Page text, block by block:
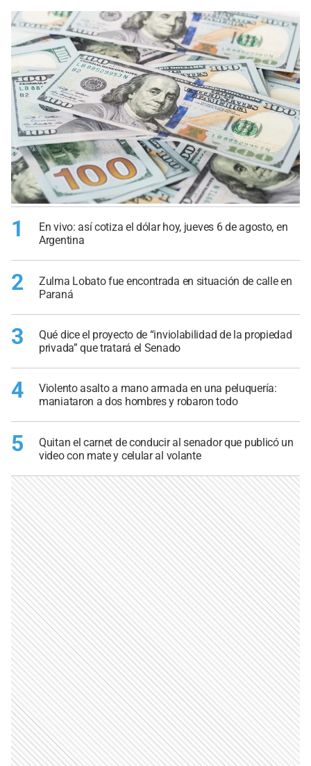
1
En vivo: así cotiza el dólar hoy, jueves 6 de agosto, en
Argentina
2
Zulma Lobato fue encontrada en situación de calle en
Paraná
3
Qué dice el proyecto de “inviolabilidad de la propiedad
privada” que tratará el Senado
4
Violento asalto a mano armada en una peluquería:
maniataron a dos hombres y robaron todo
5
Quitan el carnet de conducir al senador que publicó un
video con mate y celular al volante